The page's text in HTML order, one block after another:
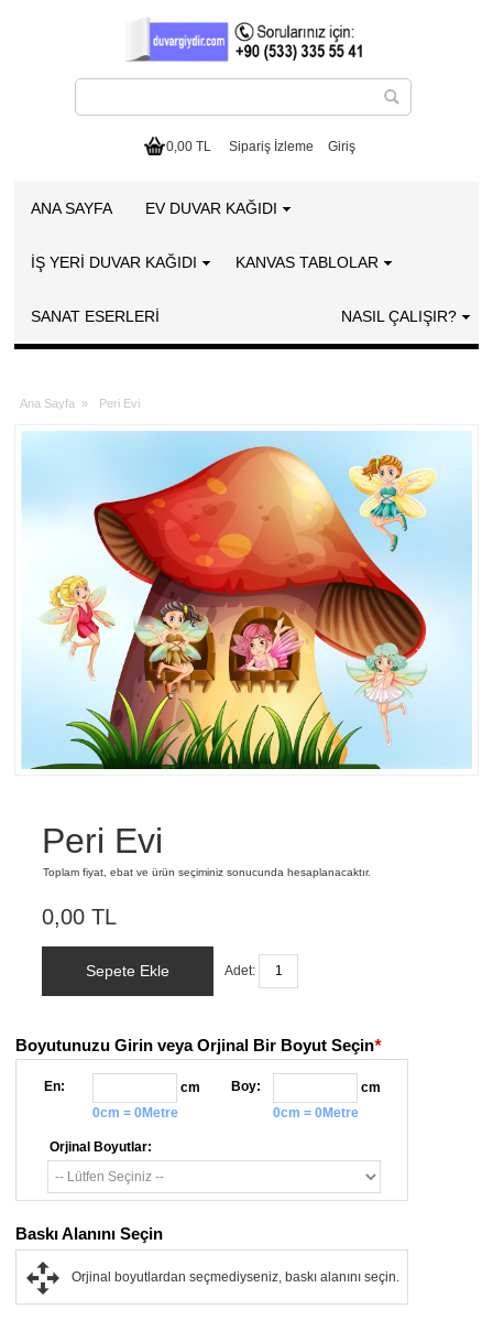
0,00 TL Sipariş İzleme Giriş
ANA SAYFA EV DUVAR KAĞIDI
İŞ YERİ DUVAR KAĞIDI KANVAS TABLOLAR
SANAT ESERLERI NASIL ÇALIŞIR?
Ana Sayfa » Peri Evi
Peri Evi
Toplam fiyat, ebat ve ürün seçiminiz sonucunda hesaplanacaktır.
0,00 TL
Sepete Ekle Adet:
Boyutunuzu Girin veya Orjinal Bir Boyut Seçin*
En:
cm
0cm = 0Metre
Boy:
cm
0cm = 0Metre
Orjinal Boyutlar:
Baskı Alanını Seçin
Orjinal boyutlardan seçmediyseniz, baskı alanını seçin.